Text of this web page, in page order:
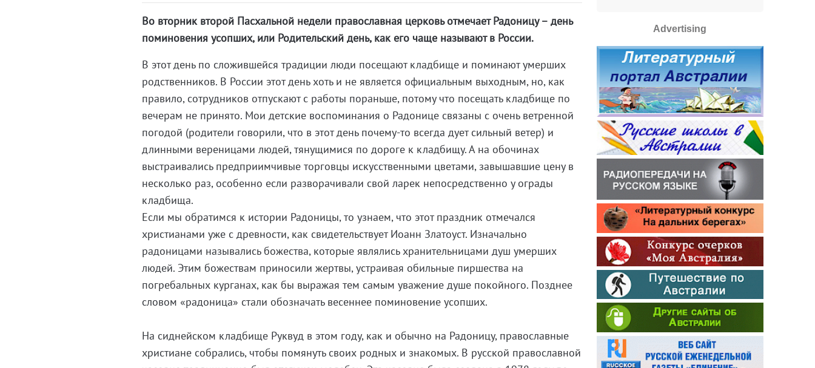
Во вторник второй Пасхальной недели православная церковь отмечает Радоницу – день
поминовения усопших, или Родительский день, как его чаще называют в России.
В этот день по сложившейся традиции люди посещают кладбище и поминают умерших
родственников. В России этот день хоть и не является официальным выходным, но, как
правило, сотрудников отпускают с работы пораньше, потому что посещать кладбище по
вечерам не принято. Мои детские воспоминания о Радонице связаны с очень ветренной
погодой (родители говорили, что в этот день почему-то всегда дует сильный ветер) и
длинными вереницами людей, тянущимися по дороге к кладбищу. А на обочинах
выстраивались предприимчивые торговцы искусственными цветами, завышавшие цену в
несколько раз, особенно если разворачивали свой ларек непосредственно у ограды
кладбища.
Если мы обратимся к истории Радоницы, то узнаем, что этот праздник отмечался
христианами уже с древности, как свидетельствует Иоанн Златоуст. Изначально
радоницами назывались божества, которые являлись хранительницами душ умерших
людей. Этим божествам приносили жертвы, устраивая обильные пиршества на
погребальных курганах, как бы выражая тем самым уважение душе покойного. Позднее
словом «радоница» стали обозначать весеннее поминовение усопших.
На сиднейском кладбище Руквуд в этом году, как и обычно на Радоницу, православные
христиане собрались, чтобы помянуть своих родных и знакомых. В русской православной
Advertising